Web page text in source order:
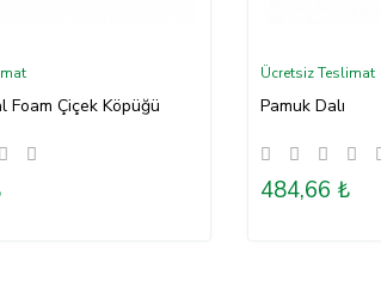
Foam Çiçek Köpüğü
Ücretsiz Teslimat
Pamuk Dalı
484,66 ₺